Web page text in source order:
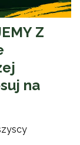
Z
na